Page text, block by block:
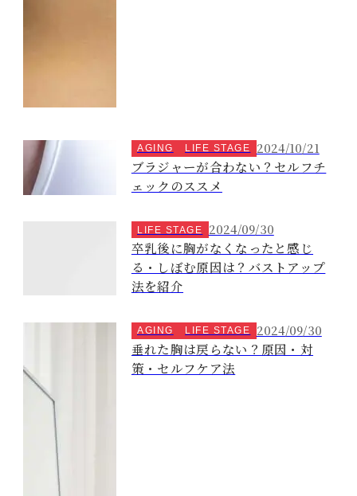
AGING LIFE STAGE 2024/10/21
ブラジャーが合わない？セルフチ
ェックのススメ
LIFE STAGE 2024/09/30
卒乳後に胸がなくなったと感じ
る・しぼむ原因は？バストアップ
法を紹介
AGING LIFE STAGE 2024/09/30
垂れた胸は戻らない？原因・対
策・セルフケア法